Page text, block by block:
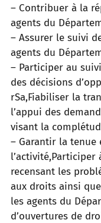
– Contribuer à la
agents du
– Assurer le suivi
agents du
– Participer au
des décisions
rSa,Fiabiliser la
l’appui des
visant la
– Garantir la
l’activité,Participer
recensant les
aux droits ainsi
les agents du
d’ouvertures de